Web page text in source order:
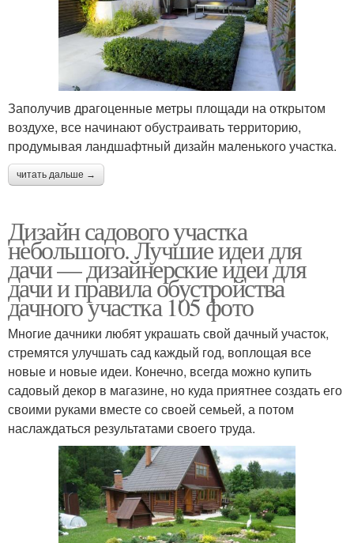
Заполучив драгоценные метры площади на открытом
воздухе, все начинают обустраивать территорию,
продумывая ландшафтный дизайн маленького участка.
читать дальше →
Дизайн садового участка
небольшого. Лучшие идеи для
дачи — дизайнерские идеи для
дачи и правила обустройства
дачного участка 105 фото
Многие дачники любят украшать свой дачный участок,
стремятся улучшать сад каждый год, воплощая все
новые и новые идеи. Конечно, всегда можно купить
садовый декор в магазине, но куда приятнее создать его
своими руками вместе со своей семьей, а потом
наслаждаться результатами своего труда.